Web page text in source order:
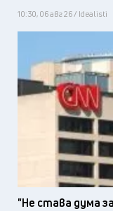
10:30, 06 авг 26 / Idealisti
"Не става дума